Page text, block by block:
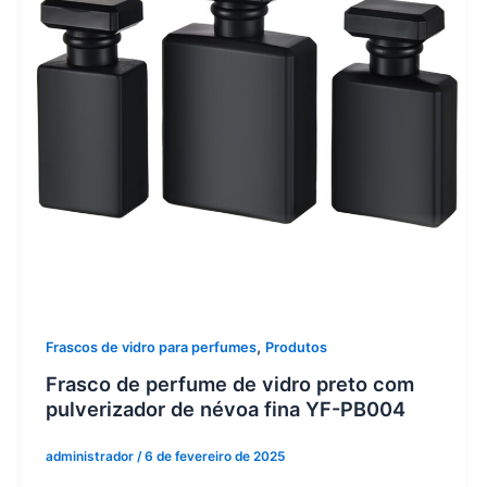
Frascos de vidro para perfumes, Produtos
Frasco de perfume de vidro preto com
pulverizador de névoa fina YF-PB004
administrador /6 de fevereiro de 2025